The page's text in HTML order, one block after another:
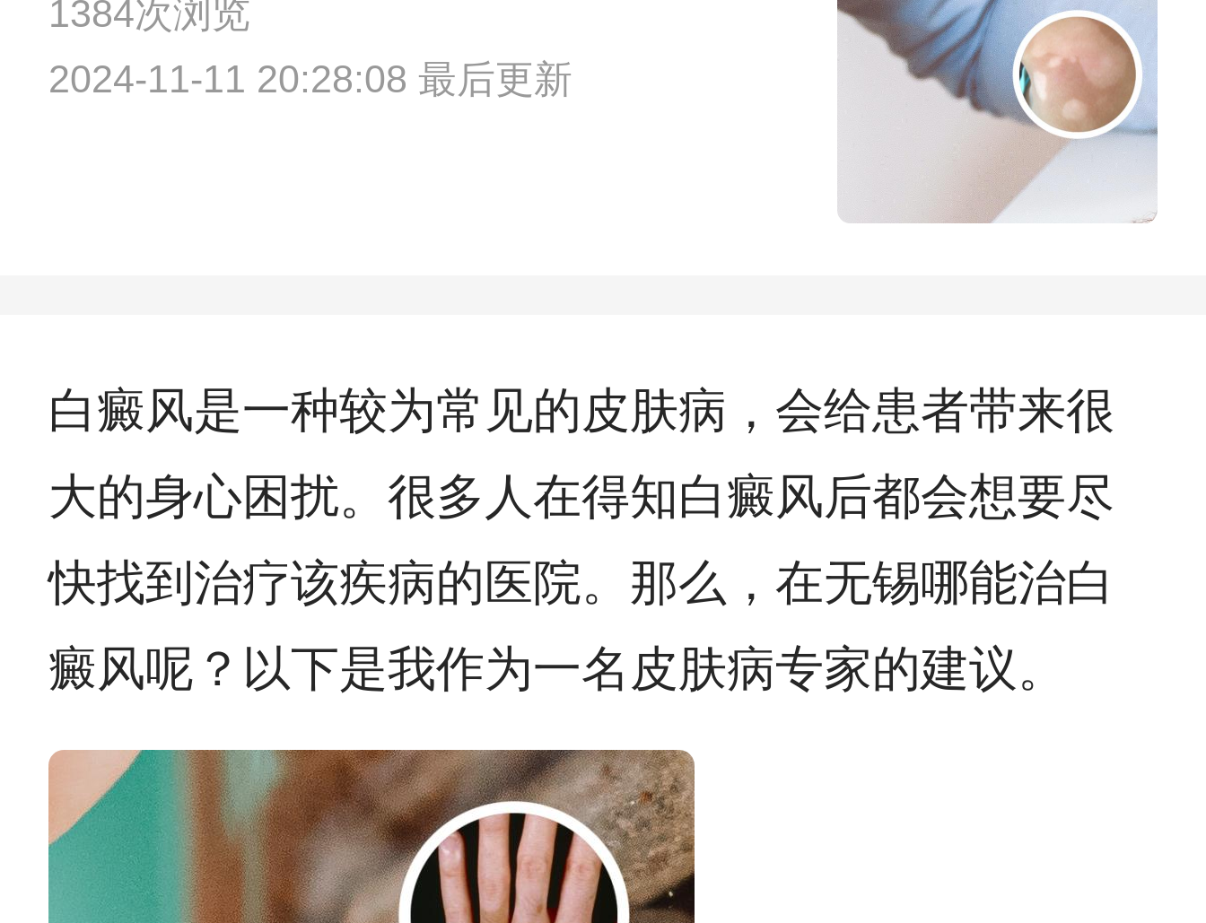
1384次浏览
2024-11-11 20:28:08 最后更新
白癜风是一种较为常见的皮肤病，会给患者带来很
大的身心困扰。很多人在得知白癜风后都会想要尽
快找到治疗该疾病的医院。那么，在无锡哪能治白
癜风呢？以下是我作为一名皮肤病专家的建议。